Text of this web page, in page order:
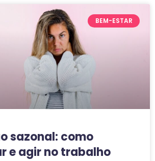
BEM-ESTAR
sazonal: como
e agir no trabalho